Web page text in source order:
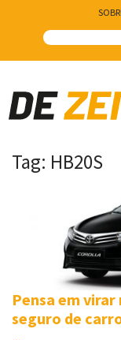
Main
Tag: HB20S
Pensa em
seguro de